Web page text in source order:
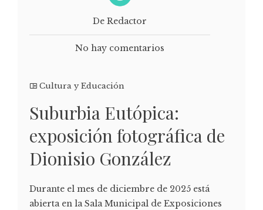
De Redactor
No hay comentarios
Cultura y Educación
Suburbia Eutópica:
exposición fotográfica de
Dionisio González
Durante el mes de diciembre de 2025 está
abierta en la Sala Municipal de Exposiciones